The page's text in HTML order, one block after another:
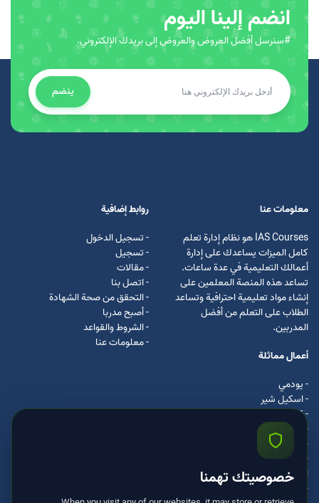
انضم إلينا اليوم
#سنرسل أفضل العروض والعروض إلى بريدك الإلكتروني.
ينضم
معلومات عنا
IAS Courses هو نظام إدارة تعلم
كامل الميزات يساعدك على إدارة
أعمالك التعليمية في عدة ساعات.
تساعد هذه المنصة المعلمين على
إنشاء مواد تعليمية احترافية وتساعد
الطلاب على التعلم من أفضل
المدربين.
روابط إضافية
- تسجيل الدخول
- تسجيل
- مقالات
- اتصل بنا
- التحقق من صحة الشهادة
- أصبح مدربا
- الشروط والقواعد
- معلومات عنا
أعمال مماثلة
- يودمي
- اسکیل شیر
- كرس ايرا
- لیندا
- اسكيل سفت
- اوداسيتي
ادكس
- مستر كلس
خصوصيتك تهمنا